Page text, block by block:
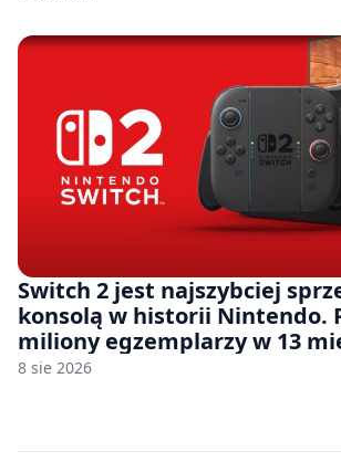
Switch 2 jest najszybciej
konsolą w historii Nintendo.
miliony egzemplarzy w 13
8 sie 2026